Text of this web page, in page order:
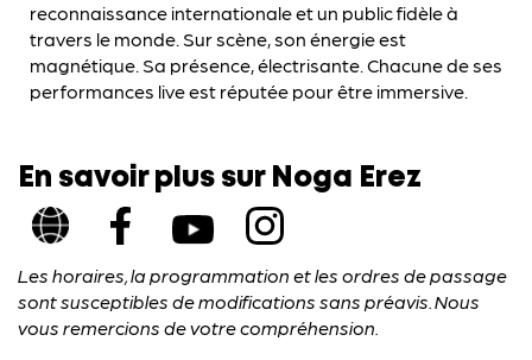
reconnaissance internationale et un public fidèle à
travers le monde. Sur scène, son énergie est
magnétique. Sa présence, électrisante. Chacune de ses
performances live est réputée pour être immersive.
En savoir plus sur Noga Erez
Les horaires, la programmation et les ordres de passage
sont susceptibles de modifications sans préavis. Nous
vous remercions de votre compréhension.